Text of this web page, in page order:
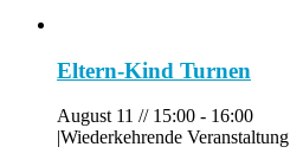
Eltern-Kind Turnen
August 11 // 15:00 - 16:00
|Wiederkehrende Veranstaltung